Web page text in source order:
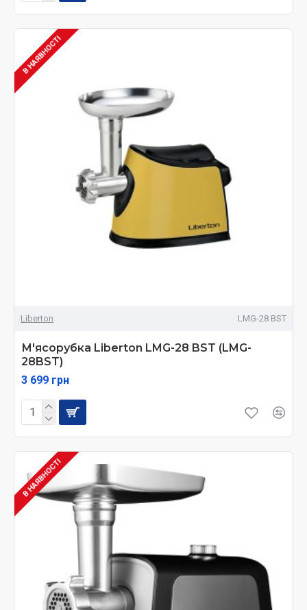
В НАЯВНОСТІ
Liberton LMG-28 BST
М'ясорубка Liberton LMG-28 BST (LMG-
28BST)
3 699 грн
В НАЯВНОСТІ